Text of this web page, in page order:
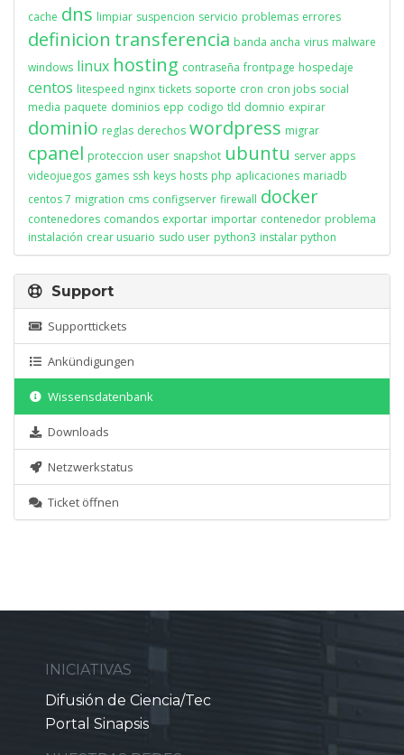
cache dns limpiar suspencion servicio problemas errores
definicion transferencia banda ancha virus malware
windows linux hosting contraseña frontpage hospedaje
centos litespeed nginx tickets soporte cron cron jobs social
media paquete dominios epp codigo tld domnio expirar
dominio reglas derechos wordpress migrar
cpanel proteccion user snapshot ubuntu server apps
videojuegos games ssh keys hosts php aplicaciones mariadb
centos 7 migration cms configserver firewall docker
contenedores comandos exportar importar contenedor problema
instalación crear usuario sudo user python3 instalar python
Support
Supporttickets
Ankündigungen
Wissensdatenbank
Downloads
Netzwerkstatus
Ticket öffnen
INICIATIVAS
Difusión de Ciencia/Tec
Portal Sinapsis